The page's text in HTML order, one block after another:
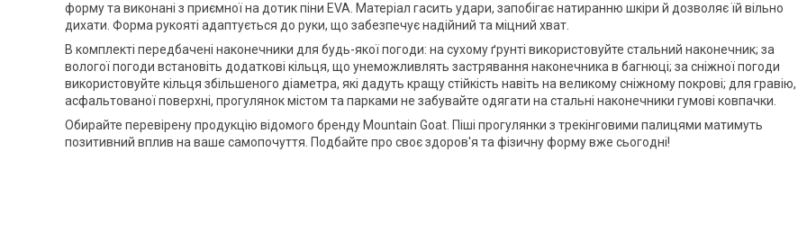
форму та виконані з приємної на дотик піни EVA. Матеріал гасить удари, запобігає натиранню шкіри й дозволяє їй вільно
дихати. Форма рукояті адаптується до руки, що забезпечує надійний та міцний хват.
В комплекті передбачені наконечники для будь-якої погоди: на сухому ґрунті використовуйте стальний наконечник; за
вологої погоди встановіть додаткові кільця, що унеможливлять застрявання наконечника в багнюці; за сніжної погоди
використовуйте кільця збільшеного діаметра, які дадуть кращу стійкість навіть на великому сніжному покрові; для гравію,
асфальтованої поверхні, прогулянок містом та парками не забувайте одягати на стальні наконечники гумові ковпачки.
Обирайте перевірену продукцію відомого бренду Mountain Goat . Піші прогулянки з трекінговими палицями матимуть
позитивний вплив на ваше самопочуття. Подбайте про своє здоров'я та фізичну форму вже сьогодні!